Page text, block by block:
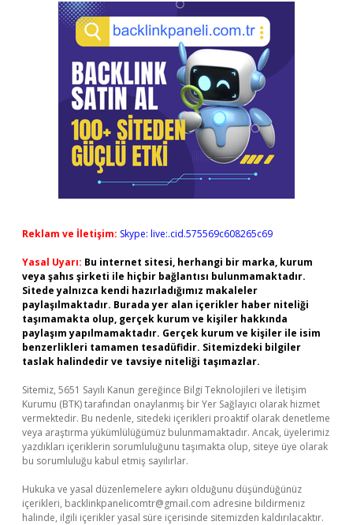
Reklam ve İletişim: Skype: live:.cid.575569c608265c69
Yasal Uyarı: Bu internet sitesi, herhangi bir marka, kurum
veya şahıs şirketi ile hiçbir bağlantısı bulunmamaktadır.
Sitede yalnızca kendi hazırladığımız makaleler
paylaşılmaktadır. Burada yer alan içerikler haber niteliği
taşımamakta olup, gerçek kurum ve kişiler hakkında
paylaşım yapılmamaktadır. Gerçek kurum ve kişiler ile isim
benzerlikleri tamamen tesadüfidir. Sitemizdeki bilgiler
taslak halindedir ve tavsiye niteliği taşımazlar.
Sitemiz, 5651 Sayılı Kanun gereğince Bilgi Teknolojileri ve İletişim
Kurumu (BTK) tarafından onaylanmış bir Yer Sağlayıcı olarak hizmet
vermektedir. Bu nedenle, sitedeki içerikleri proaktif olarak denetleme
veya araştırma yükümlülüğümüz bulunmamaktadır. Ancak, üyelerimiz
yazdıkları içeriklerin sorumluluğunu taşımakta olup, siteye üye olarak
bu sorumluluğu kabul etmiş sayılırlar.
Hukuka ve yasal düzenlemelere aykırı olduğunu düşündüğünüz
içerikleri, backlinkpanelicomtr@gmail.com adresine bildirmeniz
halinde, ilgili içerikler yasal süre içerisinde sitemizden kaldırılacaktır.